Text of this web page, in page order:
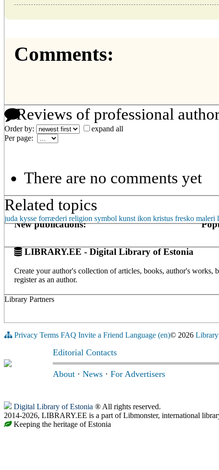
Comments:
Reviews of professional
Order by:
expand all
Per page:
There are no comments yet
Related topics
juda kysse forræderi religion symbol kunst ikon kristus fresko maleri
New publications:
LIBRARY.EE - Digital Library of Estonia
Create your author's collection of articles, books, author's
register as an author.
Library Partners
Privacy Terms FAQ Invite a Friend Language (en)© 2026
Editorial Contacts
About · News · For Advertisers
Digital Library of Estonia ® All rights reserved.
2014-2026, LIBRARY.EE is a part of Libmonster, international
Keeping the heritage of Estonia